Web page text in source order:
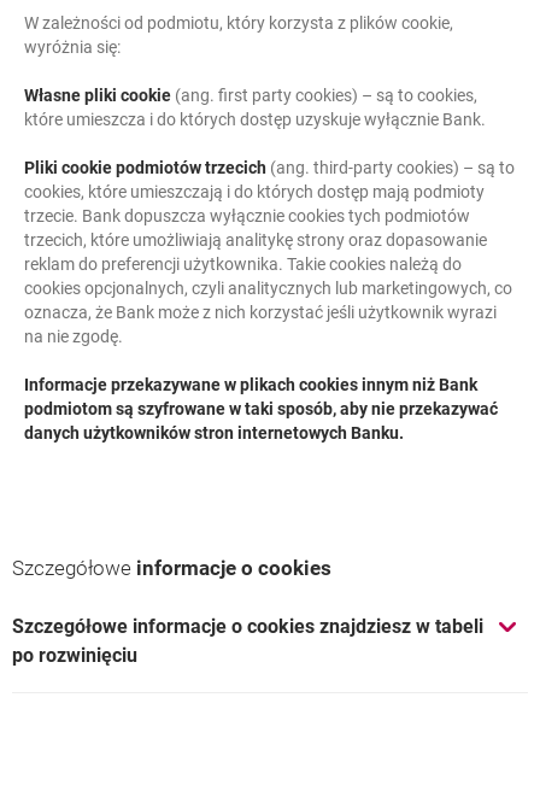
W zależności od podmiotu, który korzysta z plików cookie,
wyróżnia się:
Własne pliki cookie (ang. first party cookies) – są to cookies,
które umieszcza i do których dostęp uzyskuje wyłącznie Bank.
Pliki cookie podmiotów trzecich (ang. third-party cookies) – są to
cookies, które umieszczają i do których dostęp mają podmioty
trzecie. Bank dopuszcza wyłącznie cookies tych podmiotów
trzecich, które umożliwiają analitykę strony oraz dopasowanie
reklam do preferencji użytkownika. Takie cookies należą do
cookies opcjonalnych, czyli analitycznych lub marketingowych, co
oznacza, że Bank może z nich korzystać jeśli użytkownik wyrazi
na nie zgodę.
Informacje przekazywane w plikach cookies innym niż Bank
podmiotom są szyfrowane w taki sposób, aby nie przekazywać
danych użytkowników stron internetowych Banku.
Szczegółowe informacje o cookies
Szczegółowe informacje o cookies znajdziesz w tabeli
po rozwinięciu